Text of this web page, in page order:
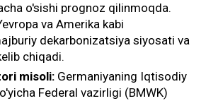
o'sishi prognoz qilinmoqda.
va Amerika kabi
dekarbonizatsiya siyosati va
chiqadi.
misoli: Germaniyaning Iqtisodiy
Federal vazirligi (BMWK)